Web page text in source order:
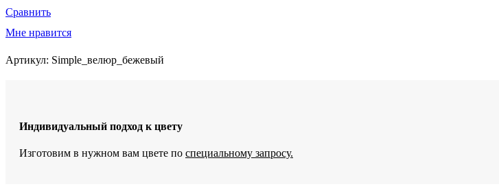
Сравнить
Мне нравится
Артикул: Simple_велюр_бежевый
Индивидуальный подход к цвету
Изготовим в нужном вам цвете по специальному запросу.